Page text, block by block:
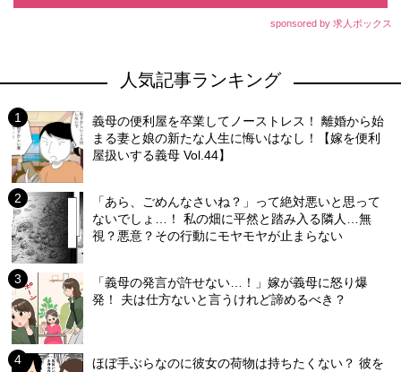
sponsored by 求人ボックス
人気記事ランキング
義母の便利屋を卒業してノーストレス！ 離婚から始
まる妻と娘の新たな人生に悔いはなし！【嫁を便利
屋扱いする義母 Vol.44】
「あら、ごめんなさいね？」って絶対悪いと思って
ないでしょ…！ 私の畑に平然と踏み入る隣人…無
視？悪意？その行動にモヤモヤが止まらない
「義母の発言が許せない…！」嫁が義母に怒り爆
発！ 夫は仕方ないと言うけれど諦めるべき？
ほぼ手ぶらなのに彼女の荷物は持ちたくない？ 彼を